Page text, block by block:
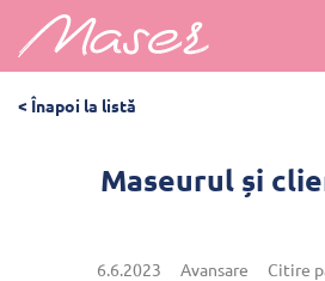
< Înapoi la listă
Maseurul și
6.6.2023 Avansare Citire